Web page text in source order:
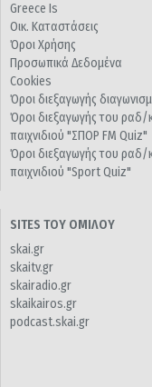
Greece Is
Οικ. Καταστάσεις
Όροι Χρήσης
Προσωπικά Δεδομένα
Cookies
Όροι διεξαγωγής
Όροι διεξαγωγής του ραδ/
παιχνιδιού "ΣΠΟΡ FM Quiz"
Όροι διεξαγωγής του ραδ/
παιχνιδιού "Sport Quiz"
SITES ΤΟΥ ΟΜΙΛΟΥ
skai.gr
skaitv.gr
skairadio.gr
skaikairos.gr
podcast.skai.gr